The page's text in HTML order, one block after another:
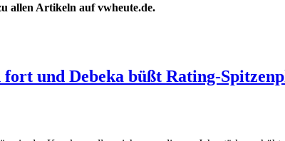
allen Artikeln auf vwheute.de.
und Debeka büßt Rating-